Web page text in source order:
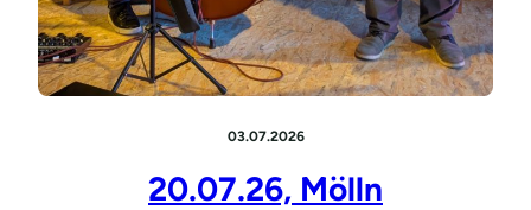
03.07.2026
20.07.26, Mölln